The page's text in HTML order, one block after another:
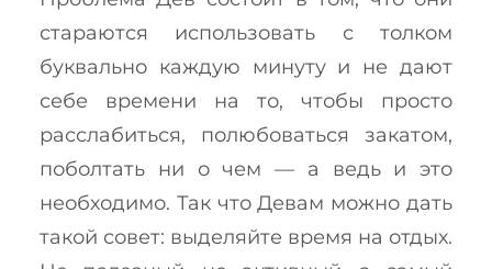
стараются использовать с толком
буквально каждую минуту и не дают
себе времени на то, чтобы просто
расслабиться, полюбоваться закатом,
поболтать ни о чем — а ведь и это
необходимо. Так что Девам можно дать
такой совет: выделяйте время на отдых.